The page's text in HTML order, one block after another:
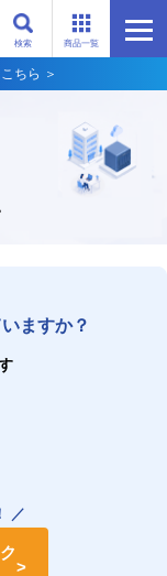
商品一覧
検索
ちら ＞
ますか？
／